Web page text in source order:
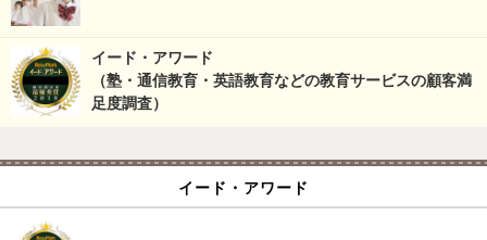
イード・アワード
（塾・通信教育・英語教育などの教育サービスの顧客満
足度調査）
イード・アワード